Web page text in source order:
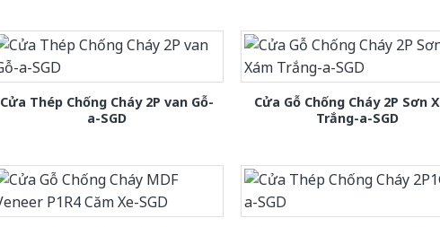
Cửa Thép Chống Cháy 2P van Gỗ-
a-SGD
Cửa Gỗ Chống Cháy 2P Sơn
Trắng-a-SGD